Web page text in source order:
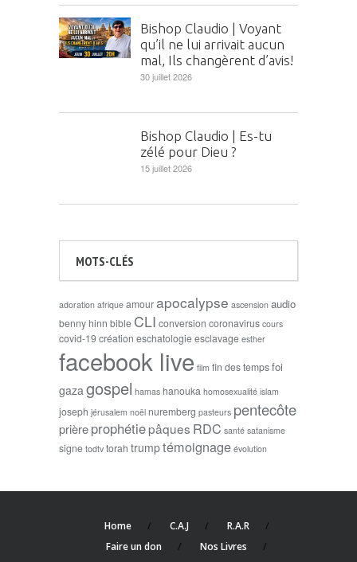
Bishop Claudio | Voyant
qu’il ne lui arrivait aucun
mal, Ils changèrent d’avis!
30 juillet 2026
Bishop Claudio | Es-tu
zélé pour Dieu ?
15 juillet 2026
MOTS-CLÉS
adoration afrique amourapocalypse ascension audio
benny hinn bible CLI conversion coronavirus cours
covid-19création eschatologieesclavage esther
facebook live film fin des tempsfoi
gazagospel hamas hanouka homosexualité islam
joseph jérusalem noël nuremberg pasteurs pentecôte
prièreprophétiepâques RDC santé satanisme
signe todtv torah trumptémoignage évolution
Home C.A.J
R.A.R
Faire un don
Nos Livres